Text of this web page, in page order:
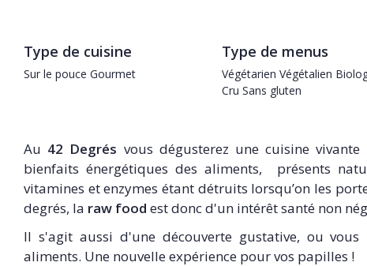
Type de cuisine
Sur le pouce Gourmet
Type de menus
Végétarien Végétalien
Cru Sans gluten
Au 42 Degrés vous dégusterez une cuisine
bienfaits énergétiques des aliments, présents
vitamines et enzymes étant détruits lorsqu’on les
degrés, la raw food est donc d'un intérêt santé non
Il s'agit aussi d'une découverte gustative, ou
aliments. Une nouvelle expérience pour vos papilles !